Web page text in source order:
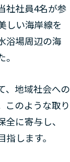
社社員4名が参
しい海岸線を
浴場周辺の海
、地域社会への
このような取り
に寄与し、
します。